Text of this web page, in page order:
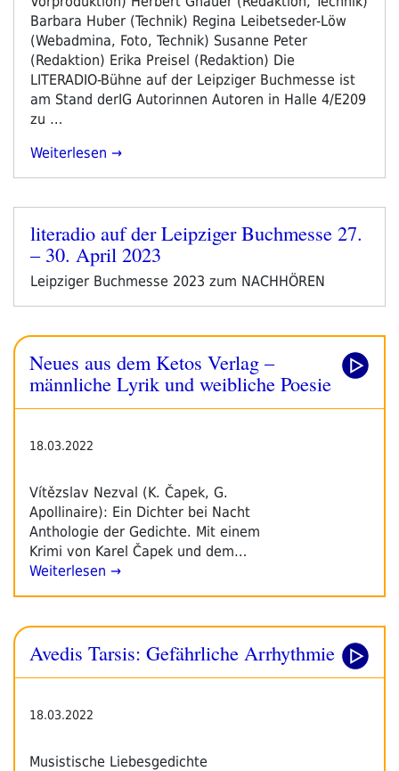
Barbara Huber (Technik) Regina Leibetseder-Löw
(Webadmina, Foto, Technik) Susanne Peter
(Redaktion) Erika Preisel (Redaktion) Die
LITERADIO-Bühne auf der Leipziger Buchmesse ist
am Stand derIG Autorinnen Autoren in Halle 4/E209
zu …
„Programmvorschau
2023“
Weiterlesen
Veröffentlicht
am
literadio auf der Leipziger Buchmesse 27.
– 30. April 2023
Leipziger Buchmesse 2023 zum NACHHÖREN
Neues aus dem Ketos Verlag –
männliche Lyrik und weibliche Poesie
18.03.2022
Vítězslav Nezval (K. Čapek, G.
Apollinaire): Ein Dichter bei Nacht
Anthologie der Gedichte. Mit einem
Krimi von Karel Čapek und dem…
Weiterlesen →
Avedis Tarsis: Gefährliche Arrhythmie
18.03.2022
Musistische Liebesgedichte